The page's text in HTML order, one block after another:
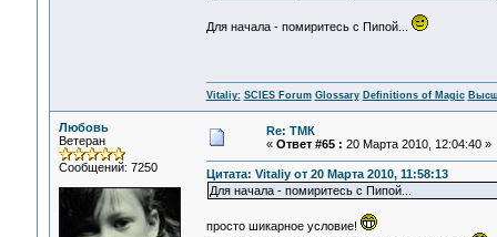
Для начала - помиритесь с Пипой...
Vitaliy: SCIES Forum Glossary Definitions of Magic
Любовь
Ветеран
Сообщений: 7250
Re: ТМК
« Ответ #65 : 20 Марта 2010, 12:04:40 »
Цитата: Vitaliy от 20 Марта 2010, 11:58:13
Для начала - помиритесь с Пипой...
просто шикарное условие!